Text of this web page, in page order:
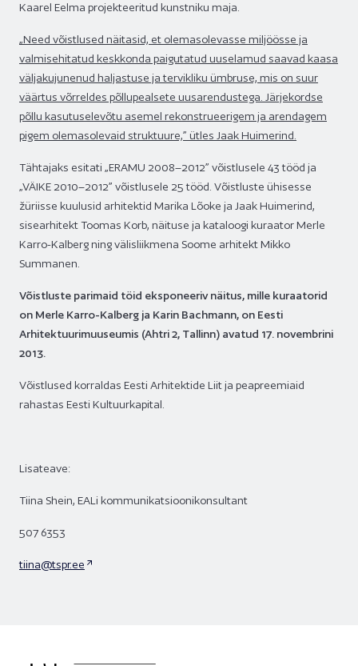
Kaarel Eelma projekteeritud kunstniku maja.
„Need võistlused näitasid, et olemasolevasse miljöösse ja
valmisehitatud keskkonda paigutatud uuselamud saavad kaasa
väljakujunenud haljastuse ja tervikliku ümbruse, mis on suur
väärtus võrreldes põllupealsete uusarendustega. Järjekordse
põllu kasutuselevõtu asemel rekonstrueerigem ja arendagem
pigem olemasolevaid struktuure,” ütles Jaak Huimerind.
Tähtajaks esitati „ERAMU 2008–2012” võistlusele 43 tööd ja
„VÄIKE 2010–2012” võistlusele 25 tööd. Võistluste ühisesse
žüriisse kuulusid arhitektid Marika Lõoke ja Jaak Huimerind,
sisearhitekt Toomas Korb, näituse ja kataloogi kuraator Merle
Karro-Kalberg ning välisliikmena Soome arhitekt Mikko
Summanen.
Võistluste parimaid töid eksponeeriv näitus, mille kuraatorid
on Merle Karro-Kalberg ja Karin Bachmann, on Eesti
Arhitektuurimuuseumis (Ahtri 2, Tallinn) avatud 17. novembrini
2013.
Võistlused korraldas Eesti Arhitektide Liit ja peapreemiaid
rahastas Eesti Kultuurkapital.
Lisateave:
Tiina Shein, EALi kommunikatsioonikonsultant
507 6353
tiina@tspr.ee